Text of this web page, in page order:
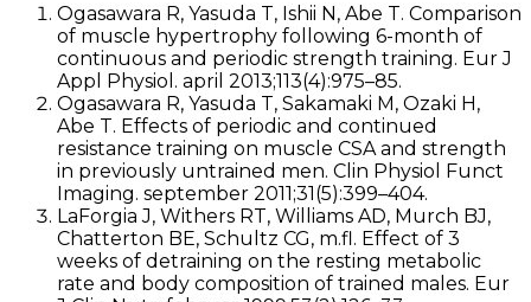
Ogasawara R, Yasuda T, Ishii N, Abe T. Comparison
of muscle hypertrophy following 6-month of
continuous and periodic strength training. Eur J
Appl Physiol. april 2013;113(4):975–85.
Ogasawara R, Yasuda T, Sakamaki M, Ozaki H,
Abe T. Effects of periodic and continued
resistance training on muscle CSA and strength
in previously untrained men. Clin Physiol Funct
Imaging. september 2011;31(5):399–404.
LaForgia J, Withers RT, Williams AD, Murch BJ,
Chatterton BE, Schultz CG, m.fl. Effect of 3
weeks of detraining on the resting metabolic
rate and body composition of trained males. Eur